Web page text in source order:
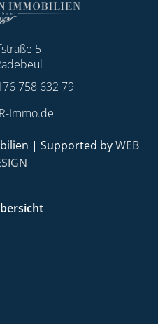
5
758 632 79
Immo.de
| Supported byWEB